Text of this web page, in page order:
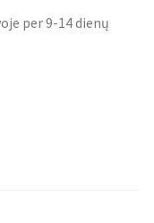
per 9-14 dienų